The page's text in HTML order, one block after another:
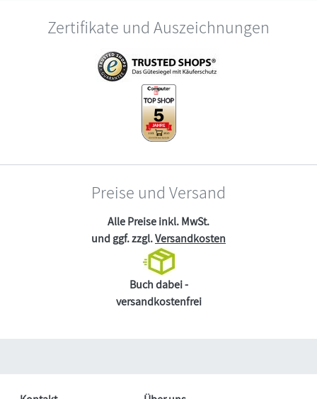
Zertifikate und Auszeichnungen
Preise und Versand
Alle Preise inkl. MwSt.
und ggf. zzgl.Versandkosten
Buch dabei -
versandkostenfrei